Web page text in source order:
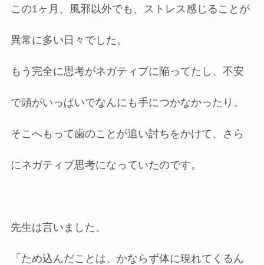
この1ヶ月、風邪以外でも、ストレス感じることが
異常に多い日々でした。
もう完全に思考がネガティブに陥ってたし、不安
で頭がいっぱいでなんにも手につかなかったり。
そこへもって歯のことが追い討ちをかけて、さら
にネガティブ思考になっていたのです。
先生は言いました。
「ため込んだことは、かならず体に現れてくるん